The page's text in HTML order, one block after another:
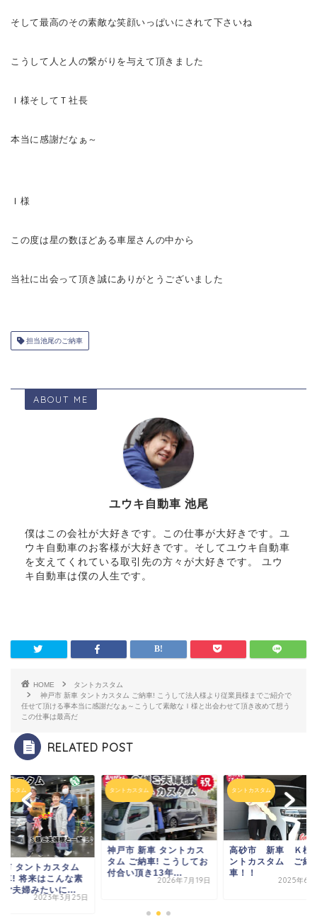
そして最高のその素敵な笑顔いっぱいに されて下さいね
こうして人と人の繋がりを与えて頂きました
Ｉ様そしてＴ社長
本当に感謝だなぁ～
Ｉ様
この度は星の数ほどある車屋さんの中から
当社に出会って頂き誠にありがとうございました
担当池尾のご納車
ABOUT ME
ユウキ自動車 池尾
僕はこの会社が大好きです。この仕事が大好きです。ユ
ウキ自動車のお客様が大好きです。そしてユウキ自動車
を支えてくれている取引先の方々が大好きです。 ユウ
キ自動車は僕の人生です。
HOME
タントカスタム
神戸市 新車 タントカスタム ご納車! こうして法人様より従業員様までご紹介で
任せて頂ける事本当に感謝だなぁ～ こうして素敵なＩ様と出会わせて頂き改めて想う
この仕事は最高だ
RELATED POST
カスタム
市 タントカスタム
車! 将来はこんな素
ご夫婦みたいに...
2023年3月25日
タントカスタム
神戸市 新車 タントカス
タム ご納車! こうしてお
付合い頂き13年...
2026年7月19日
タントカスタム
高砂市 新車 Ｋ
ントカスタム ご納
車！！
2025年6